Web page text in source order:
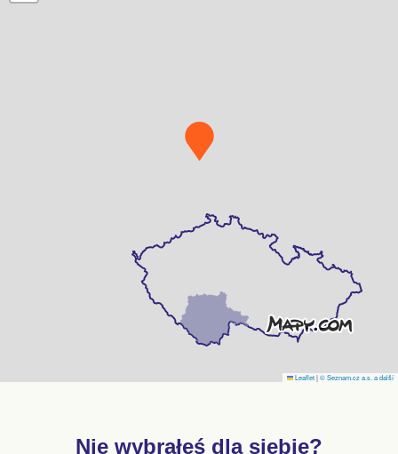
Leaflet|© Seznam.cz a.s. a další
Nie wybrałeś dla siebie?